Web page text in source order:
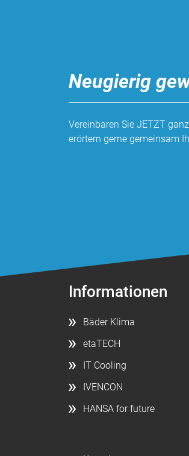
Neugierig
Vereinbaren Sie JETZT
erörtern gerne gemeinsam
Informationen
Bäder Klima
etaTECH
IT Cooling
IVENCON
HANSA for future